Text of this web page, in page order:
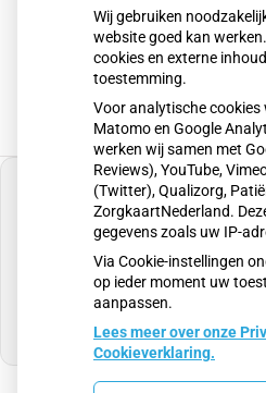
Privacy
U heeft geen
externe inhoud die
Cookie-
Wij gebruiken
website goed kan
cookies en externe
toestemming.
Voor analytische cookies
Matomo en Google
werken wij samen met
Reviews), YouTube,
(Twitter), Qualizorg,
ZorgkaartNederland.
gegevens zoals uw IP-
Via Cookie-instellingen
op ieder moment uw
aanpassen.
Lees meer over onze
Cookieverklaring.